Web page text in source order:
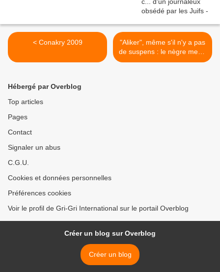
< Conakry 2009
"Aliker", même s'il n'y a pas
de suspens : le nègre meurt
à la fin >
Hébergé par Overblog
Top articles
Pages
Contact
Signaler un abus
C.G.U.
Cookies et données personnelles
Préférences cookies
Voir le profil de Gri-Gri International sur le portail Overblog
Créer un blog sur Overblog
Créer un blog